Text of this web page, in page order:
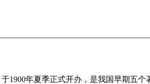
1900年夏季正式开办，是我国早期五